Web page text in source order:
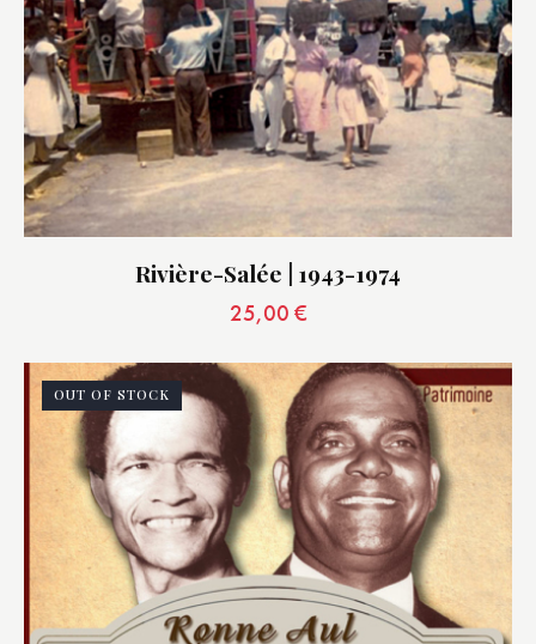
Rivière-Salée | 1943-1974
25,00 €
OUT OF STOCK